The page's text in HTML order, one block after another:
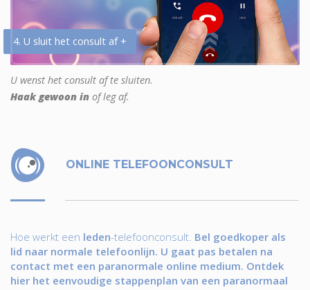
4. U sluit het consult af +
U wenst het consult af te sluiten.
Haak gewoon in of leg af.
ONLINE TELEFOONCONSULT
Hoe werkt een leden-telefoonconsult. Bel goedkoper als
lid naar normale telefoonlijn. U gaat pas betalen na
contact met een paranormale online medium. Ontdek
hier het eenvoudige stappenplan van een paranormaal